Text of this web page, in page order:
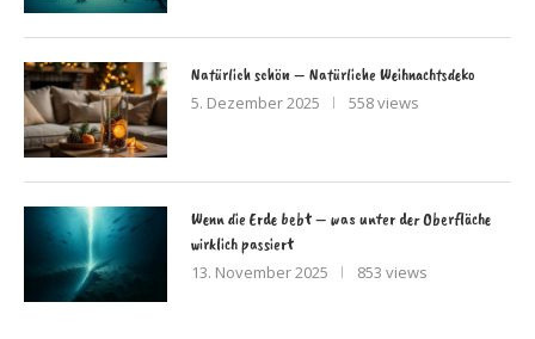
Natürlich schön – Natürliche Weihnachtsdeko
5. Dezember 2025 558 views
Wenn die Erde bebt – was unter der Oberfläche
wirklich passiert
13. November 2025 853 views